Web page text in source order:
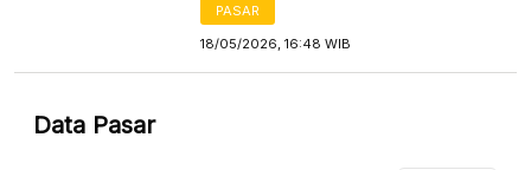
PASAR
18/05/2026, 16:48 WIB
Data Pasar